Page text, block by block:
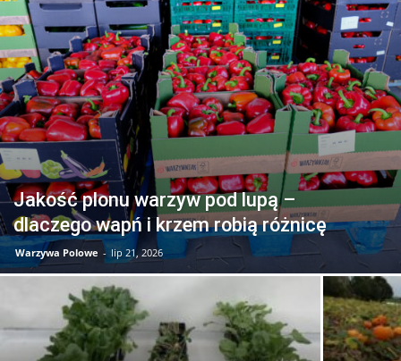
Jakość plonu warzyw pod lupą –
dlaczego wapń i krzem robią różnicę
Warzywa Polowe - lip 21, 2026